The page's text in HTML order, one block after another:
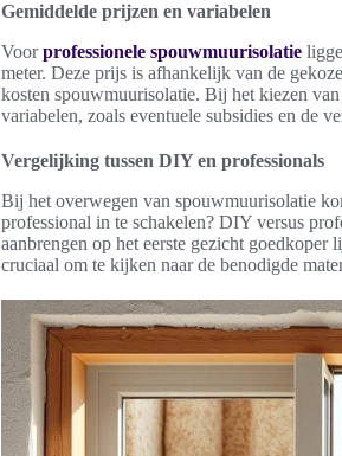
Gemiddelde prijzen en variabelen
Voorprofessionele spouwmuurisolatie
meter. Deze prijs is afhankelijk van de
kosten spouwmuurisolatie. Bij het kiezen
variabelen, zoals eventuele subsidies en de
Vergelijking tussen DIY en professionals
Bij het overwegen van spouwmuurisolatie
professional in te schakelen? DIY versus
aanbrengen op het eerste gezicht
cruciaal om te kijken naar de benodigde